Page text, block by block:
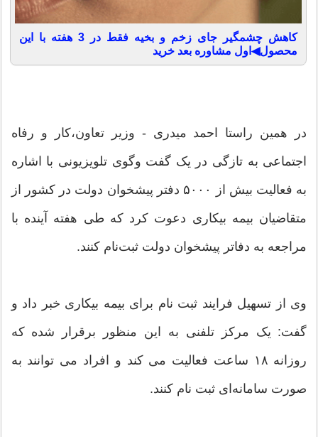
کاهش چشمگیر جای زخم و بخیه فقط در 3 هفته با این
محصول◀اول مشاوره بعد خرید
در همین راستا احمد میدری - وزیر تعاون،کار و رفاه
اجتماعی به تازگی در یک گفت وگوی تلویزیونی با اشاره
به فعالیت بیش از ۵۰۰۰ دفتر پیشخوان دولت در کشور از
متقاضیان بیمه بیکاری دعوت کرد که طی هفته آینده با
مراجعه به دفاتر پیشخوان دولت ثبت‌نام کنند.
وی از تسهیل فرایند ثبت نام برای بیمه بیکاری خبر داد و
گفت: یک مرکز تلفنی به این منظور برقرار شده که
روزانه ۱۸ ساعت فعالیت می کند و افراد می توانند به
صورت سامانه‌ای ثبت نام کنند.